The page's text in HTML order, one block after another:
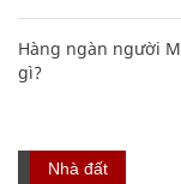
Hàng ngàn người
gì?
Nhà đất